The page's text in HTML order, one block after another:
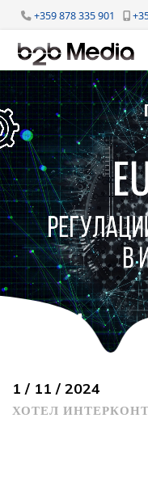
+359 878 335 901
1 / 11 / 2024
ХОТЕЛ